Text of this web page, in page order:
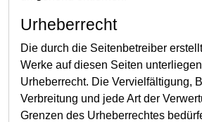
Urheberrecht
Die durch die Seitenbetreiber
Werke auf diesen Seiten
Urheberrecht. Die Vervielfältigung,
Verbreitung und jede Art der
Grenzen des Urheberrechtes